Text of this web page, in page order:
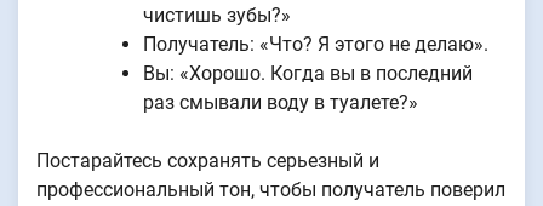
чистишь зубы?»
Получатель: «Что? Я этого не делаю».
Вы: «Хорошо. Когда вы в последний
раз смывали воду в туалете?»
Постарайтесь сохранять серьезный и
профессиональный тон, чтобы получатель поверил